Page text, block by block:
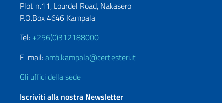
Plot n.11, Lourdel Road, Nakasero
P.O.Box 4646 Kampala
Tel: +256(0)312188000
E-mail:amb.kampala@cert.esteri.it
Gli uffici della sede
Iscriviti alla nostra Newsletter